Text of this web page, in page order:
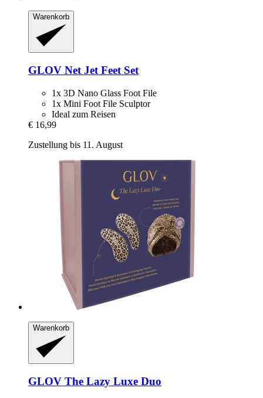
Warenkorb
GLOV Net Jet Feet Set
1x 3D Nano Glass Foot File
1x Mini Foot File Sculptor
Ideal zum Reisen
€ 16,99
Zustellung bis 11. August
Warenkorb
GLOV The Lazy Luxe Duo